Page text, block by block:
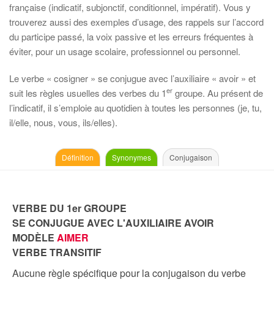
française (indicatif, subjonctif, conditionnel, impératif). Vous y
trouverez aussi des exemples d’usage, des rappels sur l’accord
du participe passé, la voix passive et les erreurs fréquentes à
éviter, pour un usage scolaire, professionnel ou personnel.
Le verbe « cosigner » se conjugue avec l’auxiliaire « avoir » et
suit les règles usuelles des verbes du 1er groupe. Au présent de
l’indicatif, il s’emploie au quotidien à toutes les personnes (je, tu,
il/elle, nous, vous, ils/elles).
Définition Synonymes Conjugaison
VERBE DU 1er GROUPE
SE CONJUGUE AVEC L'AUXILIAIRE AVOIR
MODÈLE AIMER
VERBE TRANSITIF
Aucune règle spécifique pour la conjugaison du verbe